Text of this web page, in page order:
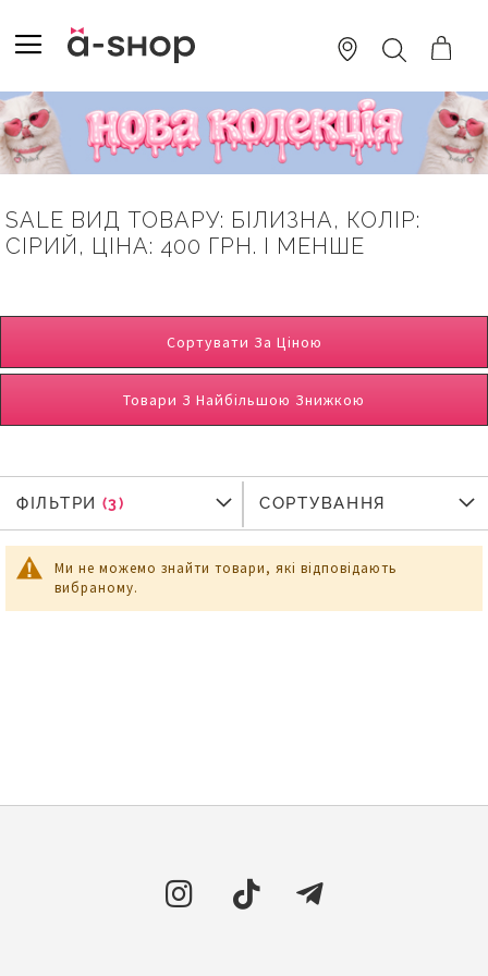
TO
CONTENT
ПОШУК
SALE ВИД ТОВАРУ: БІЛИЗНА, КОЛІР:
СІРИЙ, ЦІНА: 400 ГРН. І МЕНШЕ
Сортувати За Ціною
Товари З Найбільшою Знижкою
Ми не можемо знайти товари, які відповідають
вибраному.
ФІЛЬТРИ
ФІЛЬТРИ СОРТУВАННЯ